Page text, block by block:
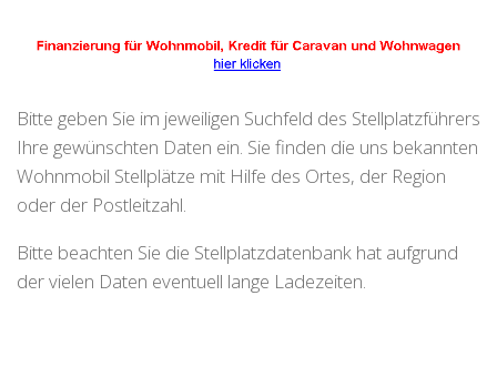
Bitte geben Sie im jeweiligen Suchfeld des Stellplatzführers
Ihre gewünschten Daten ein. Sie finden die uns bekannten
Wohnmobil Stellplätze mit Hilfe des Ortes, der Region
oder der Postleitzahl.
Bitte beachten Sie die Stellplatzdatenbank hat aufgrund
der vielen Daten eventuell lange Ladezeiten.